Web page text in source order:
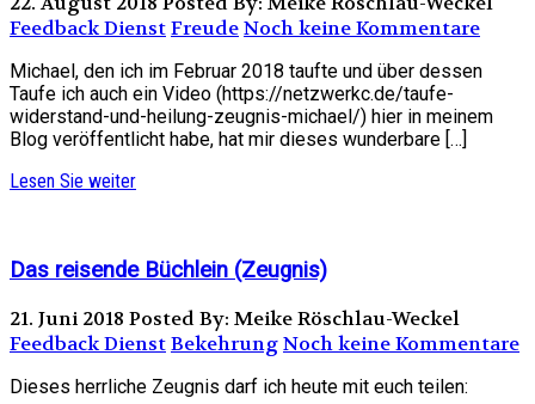
Feedback DienstFreudeNoch keine Kommentare
Michael, den ich im Februar 2018 taufte und über dessen
Taufe ich auch ein Video (https://netzwerkc.de/taufe-
widerstand-und-heilung-zeugnis-michael/) hier in meinem
Blog veröffentlicht habe, hat mir dieses wunderbare […]
Lesen Sie weiter
Das reisende Büchlein (Zeugnis)
21. Juni 2018 Posted By: Meike Röschlau-Weckel
Feedback DienstBekehrungNoch keine Kommentare
Dieses herrliche Zeugnis darf ich heute mit euch teilen: